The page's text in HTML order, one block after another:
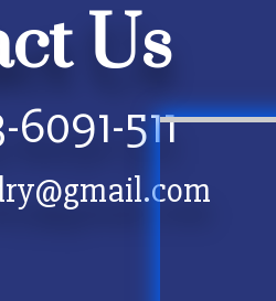
Us
6091-511